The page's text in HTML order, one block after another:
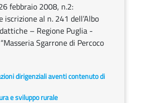
febbraio 2008, n.2:
iscrizione al n. 241 dell’Albo
– Regione Puglia -
Sgarrone di Percoco
dirigenziali aventi contenuto di
e sviluppo rurale